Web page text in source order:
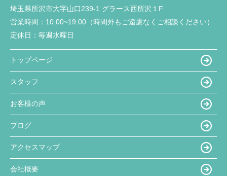
埼玉県所沢市大字山口239-1 グラース西所沢１F
営業時間： 10:00~19:00（時間外もご遠慮なくご相談ください）
定休日： 毎週水曜日
トップページ
スタッフ
お客様の声
ブログ
アクセスマップ
会社概要